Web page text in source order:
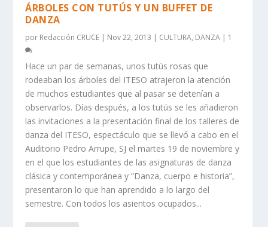
ÁRBOLES CON TUTÚS Y UN BUFFET DE
DANZA
por Redacción CRUCE | Nov 22, 2013 | CULTURA, DANZA | 1
Hace un par de semanas, unos tutús rosas que
rodeaban los árboles del ITESO atrajeron la atención
de muchos estudiantes que al pasar se detenían a
observarlos. Días después, a los tutús se les añadieron
las invitaciones a la presentación final de los talleres de
danza del ITESO, espectáculo que se llevó a cabo en el
Auditorio Pedro Arrupe, SJ el martes 19 de noviembre y
en el que los estudiantes de las asignaturas de danza
clásica y contemporánea y “Danza, cuerpo e historia”,
presentaron lo que han aprendido a lo largo del
semestre. Con todos los asientos ocupados...